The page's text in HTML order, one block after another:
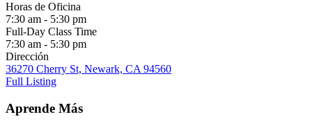
Horas de Oficina
7:30 am - 5:30 pm
Full-Day Class Time
7:30 am - 5:30 pm
Dirección
36270 Cherry St, Newark, CA 94560
Full Listing
Aprende Más